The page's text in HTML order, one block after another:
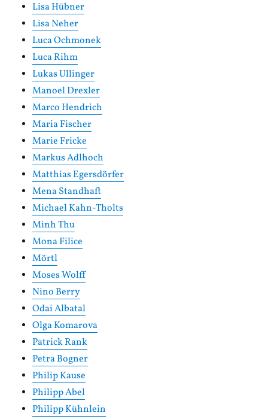
Lisa Hübner
Lisa Neher
Luca Ochmonek
Luca Rihm
Lukas Ullinger
Manoel Drexler
Marco Hendrich
Maria Fischer
Marie Fricke
Markus Adlhoch
Matthias Egersdörfer
Mena Standhaft
Michael Kahn-Tholts
Minh Thu
Mona Filice
Mörtl
Moses Wolff
Nino Berry
Odai Albatal
Olga Komarova
Patrick Rank
Petra Bogner
Philip Kause
Philipp Abel
Philipp Kühnlein